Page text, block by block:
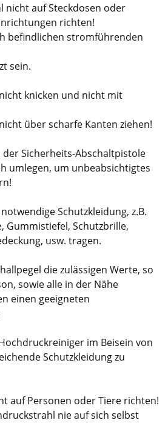
nicht auf Steckdosen oder
richten!
befindlichen stromführenden
sein.
knicken und nicht mit
über scharfe Kanten ziehen!
Sicherheits-Abschaltpistole
umlegen, um unbeabsichtigtes
Schutzkleidung, z.B.
Gummistiefel, Schutzbrille,
usw. tragen.
die zulässigen Werte, so
sowie alle in der Nähe
einen geeigneten
im Beisein von
Schutzkleidung zu
auf Personen oder Tiere richten!
nie auf sich selbst